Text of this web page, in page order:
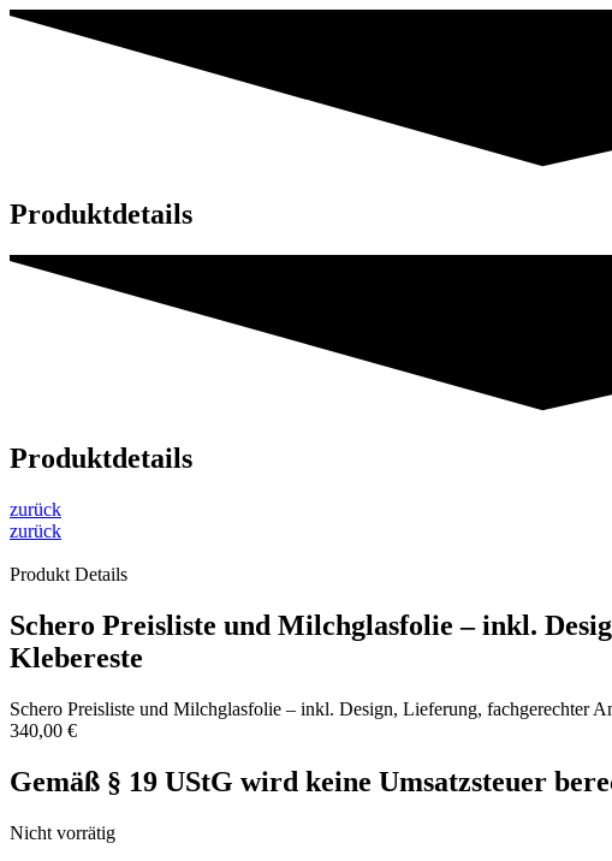
Produktdetails
Produktdetails
zurück
zurück
Produkt Details
Schero Preisliste und Milchglasfolie – inkl.
Klebereste
Schero Preisliste und Milchglasfolie – inkl. Design, Lieferung, fachgerechter
340,00 €
Gemäß § 19 UStG wird keine Umsatzsteuer
Nicht vorrätig